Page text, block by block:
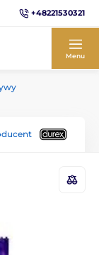
+48221530321
Menu